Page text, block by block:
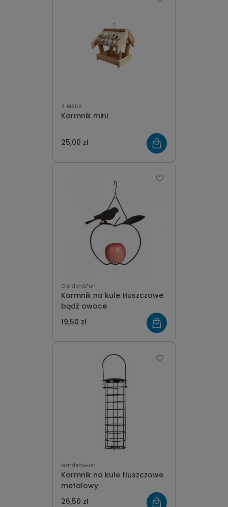
4 BIRDS
Karmnik mini
25,00 zł
Garden&Fun
Karmnik na kule tłuszczowe
bądź owoce
19,50 zł
Garden&Fun
Karmnik na kule tłuszczowe
metalowy
26,50 zł